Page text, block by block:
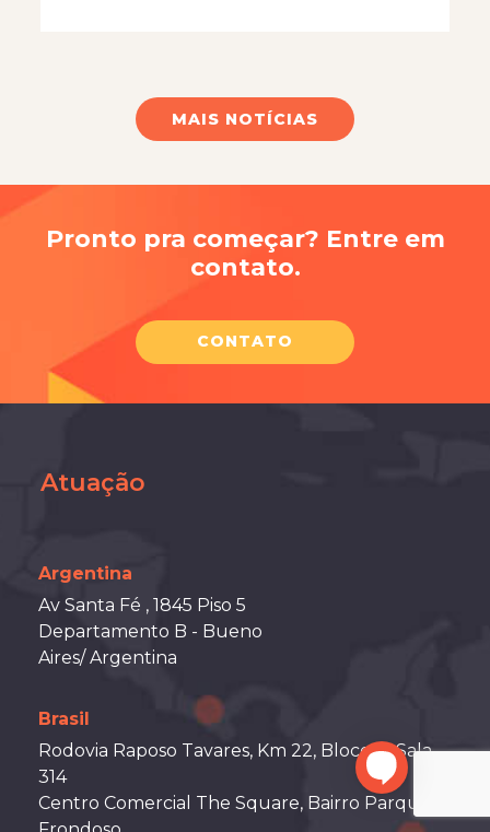
MAIS NOTÍCIAS
Pronto pra começar? Entre em
contato.
CONTATO
Atuação
Argentina
Av Santa Fé , 1845 Piso 5
Departamento B - Bueno
Aires/ Argentina
Brasil
Rodovia Raposo Tavares, Km 22, Bloco A, Sala
314
Centro Comercial The Square, Bairro Parque